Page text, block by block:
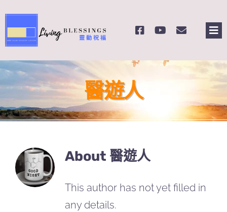
to
content
關於我們
奉獻支持
課程報名
Search
醫遊人
About 醫遊人
This author has not yet filled in
any details.